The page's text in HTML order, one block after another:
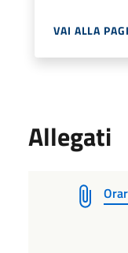
VAI ALLA
Allegati